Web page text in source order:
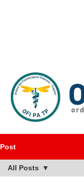
Post
All Posts